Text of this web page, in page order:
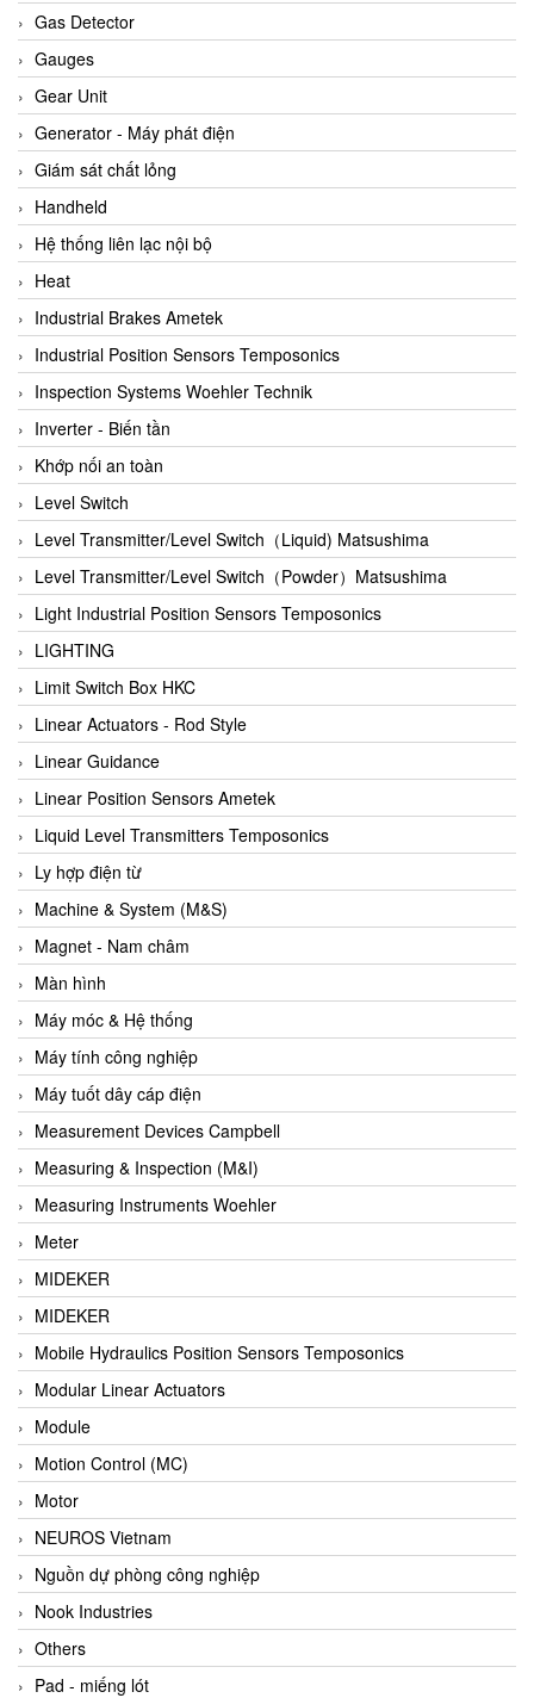
ARCA Regler
Arcos Hydraulik
Ardetem-Sfere-Vietnam
Argal
AS ENERGI
ASCO CO2
Asker
AT2E
ATC Pneumatic
ATEX System
ATI - IA
ATI (Analytical Technology Inc)
Atos
Atrax
Auma
Autec
Auto Flow
Automatic valve
Aventics
Avproglobal
Axiomtek
AZBIL
B&C Electronics
B&R
Babcok wilcox
Baelz Automatic Vietnam
Bahr Modultechnik Vietnam
Balluff
BamBo Vietnam
Barel Vietnam
Barksdale
Bartec
Basco
Baumer
Baumuller Vietnam
Baykee
BBC Bircher Smart Access
BCS ITALY
BEA SENSORS
Beacon Extender
Beckhoff
Bedook
Bei Sensor
Beijer
Beinlich-pumps
Beka
Gas Detector
Gauges
Gear Unit
Generator - Máy phát điện
Giám sát chất lỏng
Handheld
Hệ thống liên lạc nội bộ
Heat
Industrial Brakes Ametek
Industrial Position Sensors Temposonics
Inspection Systems Woehler Technik
Inverter - Biến tần
Khớp nối an toàn
Level Switch
Level Transmitter/Level Switch（Liquid) Matsushima
Level Transmitter/Level Switch（Powder）Matsushima
Light Industrial Position Sensors Temposonics
LIGHTING
Limit Switch Box HKC
Linear Actuators - Rod Style
Linear Guidance
Linear Position Sensors Ametek
Liquid Level Transmitters Temposonics
Ly hợp điện từ
Machine & System (M&S)
Magnet - Nam châm
Màn hình
Máy móc & Hệ thống
Máy tính công nghiệp
Máy tuốt dây cáp điện
Measurement Devices Campbell
Measuring & Inspection (M&I)
Measuring Instruments Woehler
Meter
MIDEKER
MIDEKER
Mobile Hydraulics Position Sensors Temposonics
Modular Linear Actuators
Module
Motion Control (MC)
Motor
NEUROS Vietnam
Nguồn dự phòng công nghiệp
Nook Industries
Others
Pad - miếng lót